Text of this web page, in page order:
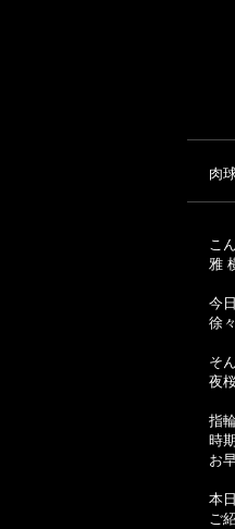
肉
こ
雅
今
徐
そ
夜
指
時
お
本
ご